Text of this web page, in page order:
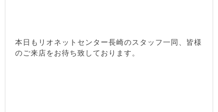
本日もリオネットセンター長崎のスタッフ一同、皆様
のご来店をお待ち致しております。